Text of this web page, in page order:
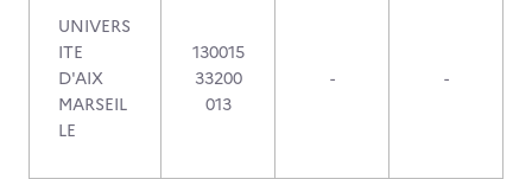
UNIVERS
ITE
D'AIX
MARSEIL
LE
130015
33200
013
- -